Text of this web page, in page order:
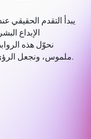
يبدأ التقدم الحقيقي
الإبداع
ملموس، ونجعل الرؤى المتفرقة أساسًا لعمل منسق ومتكامل.